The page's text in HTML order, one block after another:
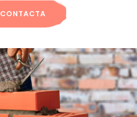
CONTACTA